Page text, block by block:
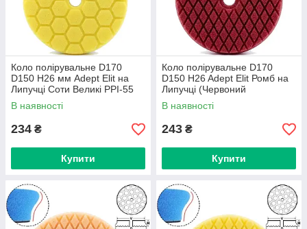
Коло полірувальне D170
D150 H26 мм Adept Elit на
Липучці Соти Великі PPI-55
(Жовтий Твердий)
В наявності
234 ₴
Купити
Коло полірувальне D170
D150 H26 Adept Elit Ромб на
Липучці (Червоний
Універсальний)
В наявності
243 ₴
Купити